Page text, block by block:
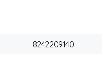
8242209140